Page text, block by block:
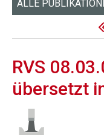
ALLE
RVS
übersetzt